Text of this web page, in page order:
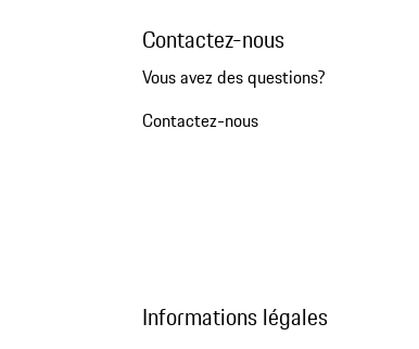
Contactez-nous
Vous avez des questions?
Contactez-nous
Informations légales